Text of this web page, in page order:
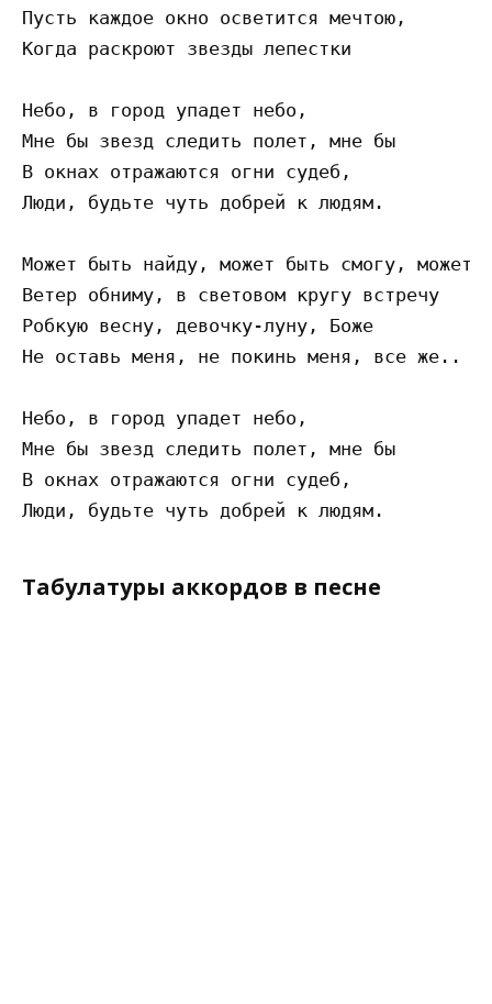
Пусть каждое окно осветится мечтою,
Когда раскроют звезды лепестки
Небо, в город упадет небо,
Мне бы звезд следить полет, мне бы
В окнах отражаются огни судеб,
Люди, будьте чуть добрей к людям.
Может быть найду, может быть смогу,
Ветер обниму, в световом кругу встречу
Робкую весну, девочку-луну, Боже
Не оставь меня, не покинь меня, все же..
Небо, в город упадет небо,
Мне бы звезд следить полет, мне бы
В окнах отражаются огни судеб,
Табулатуры аккордов в песне